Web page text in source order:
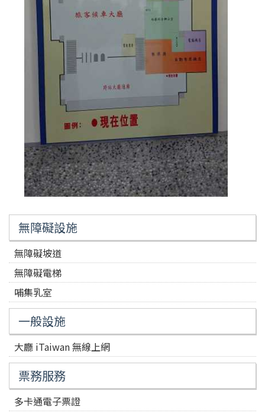
無障礙設施
無障礙坡道
無障礙電梯
哺集乳室
一般設施
大廳 iTaiwan 無線上網
票務服務
多卡通電子票證